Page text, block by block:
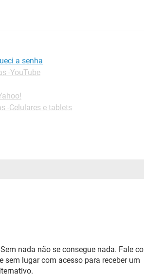
a senha
-YouTube
-Celulares e tablets
nada não se consegue nada. Fale
sem lugar com acesso para receber um